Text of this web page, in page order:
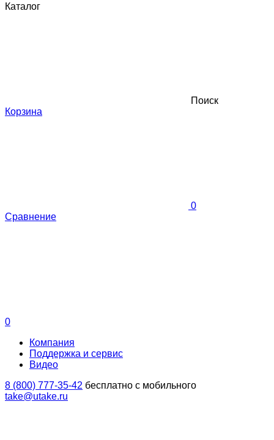
Каталог
Поиск
Корзина
0
Сравнение
0
Компания
Поддержка и сервис
Видео
8 (800) 777-35-42 бесплатно с мобильного
take@utake.ru